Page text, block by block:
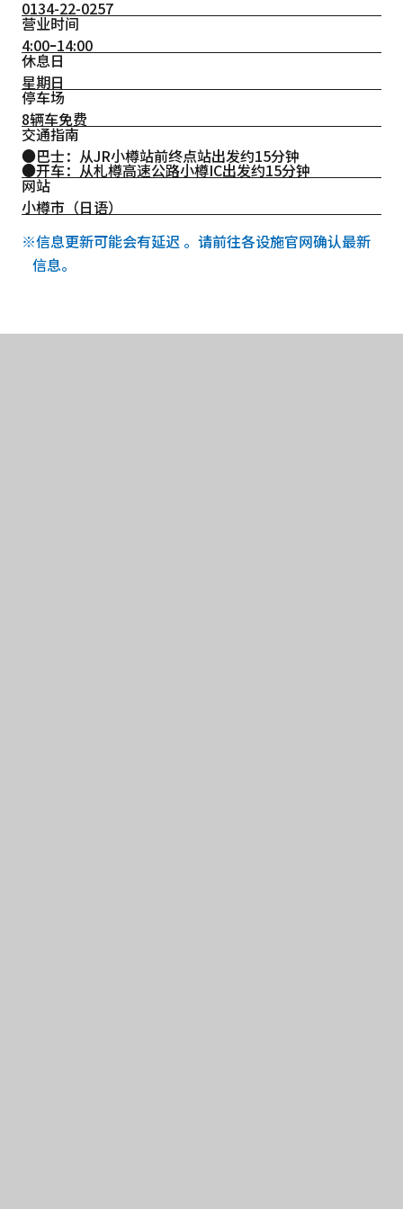
0134-22-0257
营业时间
4:00ｰ14:00
休息日
星期日
停车场
8辆车免费
交通指南
●巴士：从JR小樽站前终点站出发约15分钟
●开车：从札樽高速公路小樽IC出发约15分钟
网站
小樽市（日语）
※信息更新可能会有延迟 。请前往各设施官网确认最新
信息。